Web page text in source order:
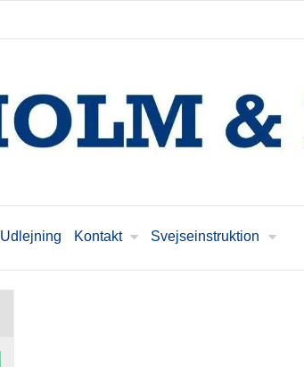
Udlejning Kontakt Svejseinstruktion